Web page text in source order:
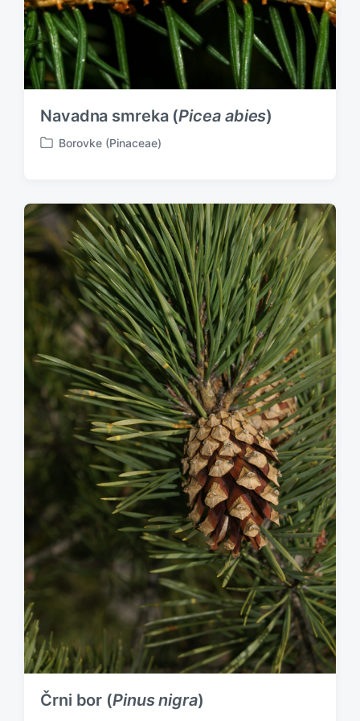
Navadna smreka (Picea abies)
P
t
i
n
Borovke (Pinaceae)
Črni bor (Pinus nigra)